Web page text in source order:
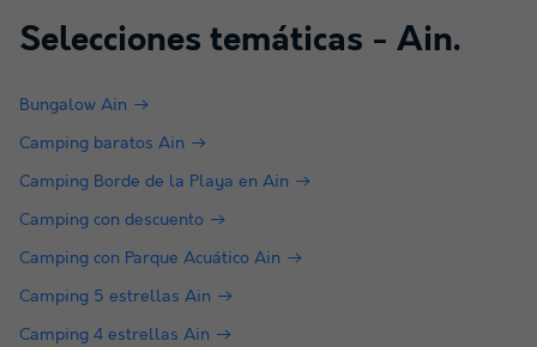
Selecciones temáticas - Ain.
Bungalow Ain
Camping baratos Ain
Camping Borde de la Playa en Ain
Camping con descuento
Camping con Parque Acuático Ain
Camping 5 estrellas Ain
Camping 4 estrellas Ain